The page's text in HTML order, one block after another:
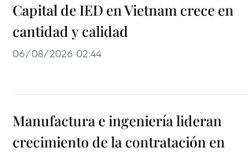
Capital de IED en Vietnam crece en
cantidad y calidad
06/08/2026 02:44
Manufactura e ingeniería lideran
crecimiento de la contratación en